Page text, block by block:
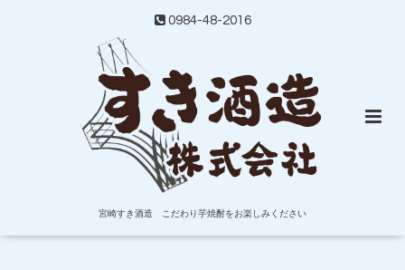
0984-48-2016
宮崎すき酒造 こだわり芋焼酎をお楽しみください